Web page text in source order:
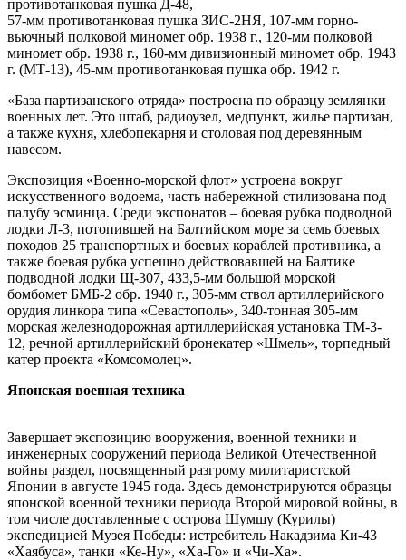
противотанковая пушка Д-48,
57-мм противотанковая пушка ЗИС-2НЯ, 107-мм горно-
вьючный полковой миномет обр. 1938 г., 120-мм полковой
миномет обр. 1938 г., 160-мм дивизионный миномет обр. 1943
г. (МТ-13), 45-мм противотанковая пушка обр. 1942 г.
«База партизанского отряда» построена по образцу землянки
военных лет. Это штаб, радиоузел, медпункт, жилье партизан,
а также кухня, хлебопекарня и столовая под деревянным
навесом.
Экспозиция «Военно-морской флот» устроена вокруг
искусственного водоема, часть набережной стилизована под
палубу эсминца. Среди экспонатов – боевая рубка подводной
лодки Л-3, потопившей на Балтийском море за семь боевых
походов 25 транспортных и боевых кораблей противника, а
также боевая рубка успешно действовавшей на Балтике
подводной лодки Щ-307, 433,5-мм большой морской
бомбомет БМБ-2 обр. 1940 г., 305-мм ствол артиллерийского
орудия линкора типа «Севастополь», 340-тонная 305-мм
морская железнодорожная артиллерийская установка ТМ-3-
12, речной артиллерийский бронекатер «Шмель», торпедный
катер проекта «Комсомолец».
Японская военная техника
Завершает экспозицию вооружения, военной техники и
инженерных сооружений периода Великой Отечественной
войны раздел, посвященный разгрому милитаристской
Японии в августе 1945 года. Здесь демонстрируются образцы
японской военной техники периода Второй мировой войны, в
том числе доставленные с острова Шумшу (Курилы)
экспедицией Музея Победы: истребитель Накадзима Ки-43
«Хаябуса», танки «Ке-Ну», «Ха-Го» и «Чи-Ха».